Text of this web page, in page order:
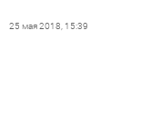
25 мая 2018, 15:39